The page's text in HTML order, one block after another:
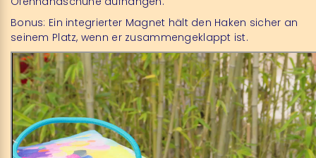
Bonus: Ein integrierter Magnet hält den Haken sicher an
seinem Platz, wenn er zusammengeklappt ist.